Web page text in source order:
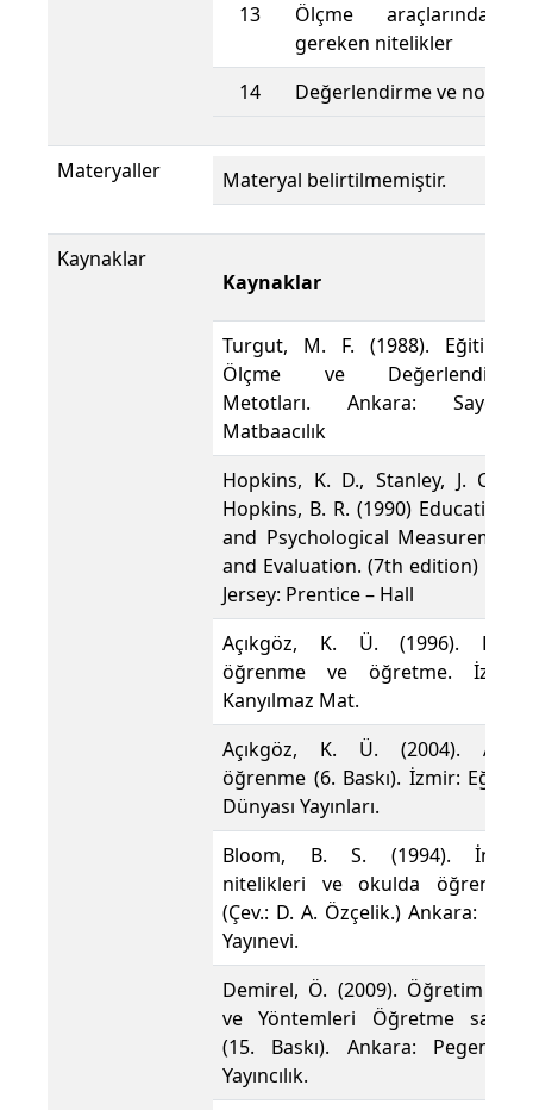
13
Ölçme araçlarında
gereken nitelikler
14
Değerlendirme ve not
Materyaller Materyal belirtilmemiştir.
Kaynaklar
Kaynaklar
Turgut, M. F. (1988). Eğitimde
Ölçme ve Değerlendirme
Metotları. Ankara: Saydam
Matbaacılık
Hopkins, K. D., Stanley, J. C., &
Hopkins, B. R. (1990) Educational
and Psychological Measurement
and Evaluation. (7th edition) New
Jersey: Prentice – Hall
Açıkgöz, K. Ü. (1996). Etkili
öğrenme ve öğretme. İzmir:
Kanyılmaz Mat.
Açıkgöz, K. Ü. (2004). Aktif
öğrenme (6. Baskı). İzmir: Eğitim
Dünyası Yayınları.
Bloom, B. S. (1994). İnsan
nitelikleri ve okulda öğrenme.
(Çev.: D. A. Özçelik.) Ankara: MEB
Yayınevi.
Demirel, Ö. (2009). Öğretim İlke
ve Yöntemleri Öğretme sanatı
(15. Baskı). Ankara: Pegem A
Yayıncılık.